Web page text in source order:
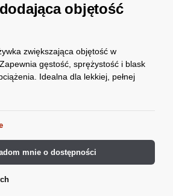
objętość
zwiększająca objętość w
gęstość, sprężystość i blask
Idealna dla lekkiej, pełnej
mnie o dostępności